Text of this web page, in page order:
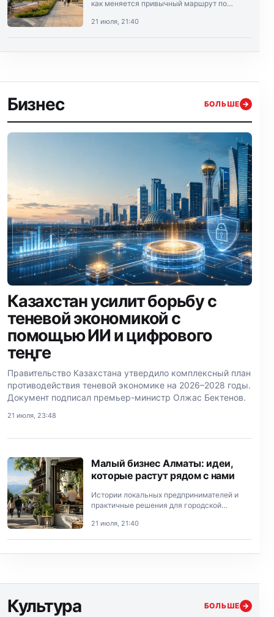
как меняется привычный маршрут по
21 июля, 21:40
Бизнес БОЛЬШЕ →
Казахстан усилит борьбу с
теневой экономикой с
помощью ИИ и цифрового
теңге
Правительство Казахстана утвердило комплексный план
противодействия теневой экономике на 2026–2028 годы.
Документ подписал премьер-министр Олжас Бектенов.
21 июля, 23:48
Малый бизнес Алматы: идеи,
которые растут рядом с нами
Истории локальных предпринимателей и
практичные решения для городской
21 июля, 21:40
Культура БОЛЬШЕ →